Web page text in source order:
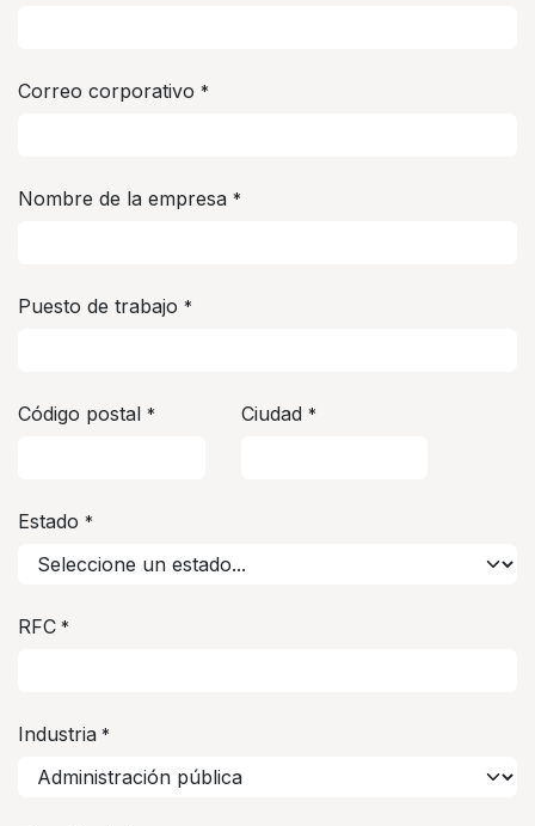
Correo corporativo *
Nombre de la empresa *
Puesto de trabajo *
Código postal * Ciudad *
Estado *
RFC *
Industria *